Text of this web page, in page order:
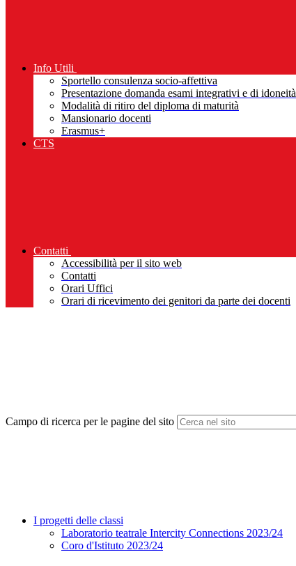
Info Utili
Sportello consulenza socio-affettiva
Presentazione domanda esami integrativi e di idoneità
Modalità di ritiro del diploma di maturità
Mansionario docenti
Erasmus+
CTS
Contatti
Accessibilità per il sito web
Contatti
Orari Uffici
Orari di ricevimento dei genitori da parte dei docenti
Campo di ricerca per le pagine del sito
I progetti delle classi
Laboratorio teatrale Intercity Connections 2023/24
Coro d'Istituto 2023/24